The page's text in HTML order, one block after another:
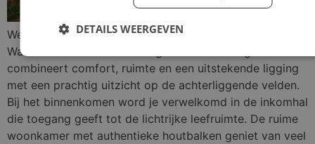
Welkom in deze ruime en verzorgde woning in de
Warandestraat 107 te Wevelgem.Deze woning
combineert comfort, ruimte en een uitstekende ligging
met een prachtig uitzicht op de achterliggende velden.
Bij het binnenkomen word je verwelkomd in de inkomhal
die toegang geeft tot de lichtrijke leefruimte. De ruime
woonkamer met authentieke houtbalken geniet van veel
DETAILS WEERGEVEN